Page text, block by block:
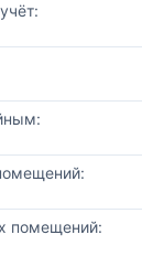
помещений: